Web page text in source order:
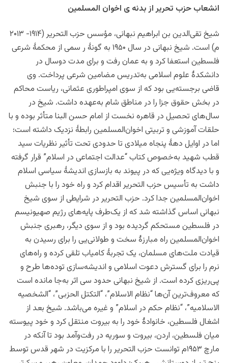
انشعاب حزب تحریر از بدنه ی اخوان المسلمین
شیخ تقی‌الدین بن ابراهیم نبهانی، مؤسس حزب التحریر (۱۹۱۴- ۲۰۱۳
م) است. شیخ نبهانی در سال ۱۹۵۰ به گونۀ ر سمی از محکمۀ شرعی
فلسطین استعفا کرد و به عمان رفت و برای مدت دوسال در
دانشکدۀ علوم اسلامی به‌تدریس مضامین شرعی پرداخت. وی
قاضی برجسته‌یی بود که از سوی امپراطوری عثمانی‌، ریاست محاکم
در بخش حقوق جزا را در مناطق شام به‌عهده داشت. شیخ در
سال‌های تحصیل در قاهره نخست از امام حسن البنا متأثر بوده و با
حلقات آموزشی و تربیتی اخوان‌المسلمین رابطۀ نزدیک داشته است؛
اما در اوایل دهۀ پنجاه میلادی تا حدودی تحت تأثیر نظریات سید
قطب شهید به‌خصوص کتاب‌ “عدالت اجتماعی در اسلام” قرار گرفته
و با دیدگاه ویژه‌یی‌ که در پیوند به بازسازی اندیشۀ سیاسی اسلام
داشت به تأسیس حزب التحریر اقدام کرد و راه خود را با جنبش
اخوان‌المسلمین جدا کرد. حزب التحریر در شرایطی از سوی شیخ
نبهانی اساس گذاشته شد که از یک‌طرف پایه‌های رژیم صهیونیسم
در فلسطین مستحکم گردیده بود و از سوی دیگر، رهبری جنبش
اخوان‌المسلمین راه مبارزۀ سخت و طولانی‌یی را برای رسیدن به
‌قیادت ملت‌های مسلمان، یک تجربۀ کامیاب تلقی کرده و راه‌های
نرم را برای گسترش دعوت اسلامی و اندیشه‌سازی توده‌ها طرح و
پی‌ریزی کرده است. از شیخ نبهانی حدود سی اثر به‌جا مانده است
که معروف‌ترین آن‌ها “نظام الاسلام”، “التکتل الحزبی”، “الشخصیه
الاسلامیه”، “نظام حکم در اسلام” و غیره می‌باشد. شیخ بعد از
اشغال فلسطین، خانوادۀ‌ خود را به بیروت منتقل کرد و خود پیوسته
میان فلسطین، اردن، بیروت و سوریه در رفت‌وآمد بود تا آنکه در
مارچ ۱۹۵۳م توانست حزب التحریر را با مرکزیت در شهر قدس توسط